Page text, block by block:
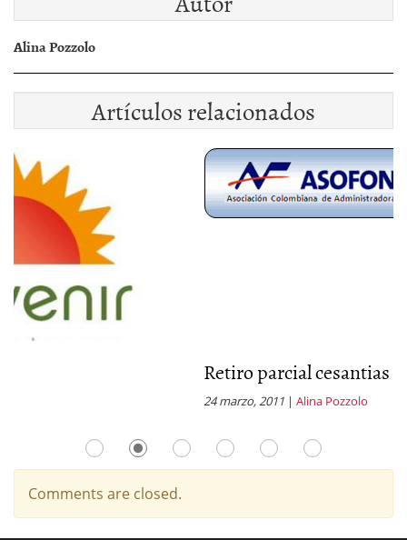
Alina Pozzolo
Artículos relacionados
Retiro parcial cesantias
Alina Pozzolo
Comments are closed.